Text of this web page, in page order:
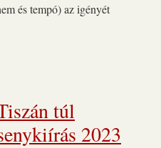
és tempó) az igényét
túl
2023